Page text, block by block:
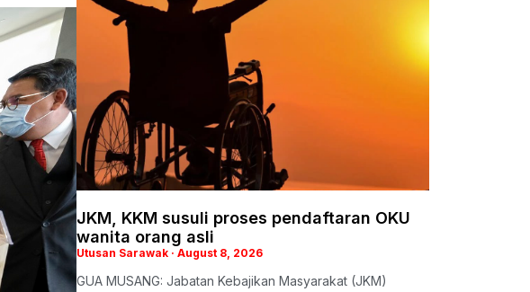
JKM, KKM susuli proses pendaftaran OKU
wanita orang asli
Utusan Sarawak August 8, 2026
GUA MUSANG: Jabatan Kebajikan Masyarakat (JKM)